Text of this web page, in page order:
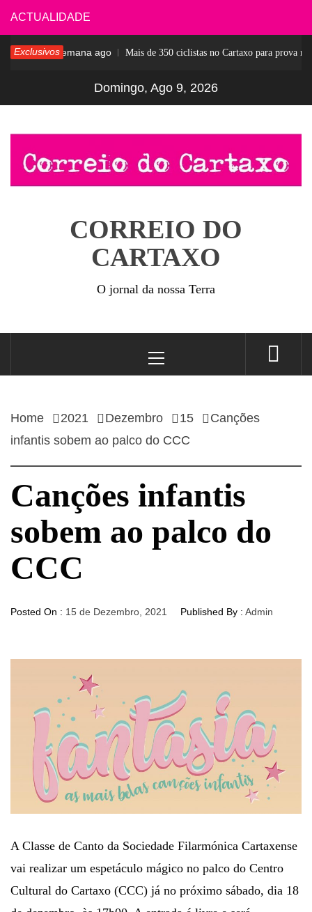
Skip
to
content
ACTUALIDADE
Exclusivos1 semana ago Mais de 350 ciclistas no Cartaxo para prova
Domingo, Ago 9, 2026
CORREIO DO
CARTAXO
O jornal da nossa Terra
Menu
Home 2021 Dezembro 15
Canções
infantis sobem ao palco do CCC
Canções infantis
sobem ao palco do
CCC
Posted On : 15 de Dezembro, 2021 Published By : Admin
A Classe de Canto da Sociedade Filarmónica Cartaxense
vai realizar um espetáculo mágico no palco do Centro
Cultural do Cartaxo (CCC) já no próximo sábado, dia 18